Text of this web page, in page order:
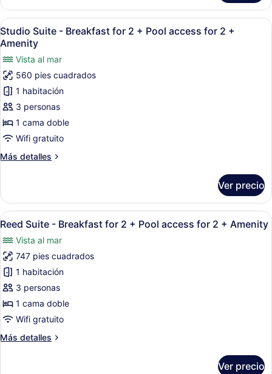
la
montaña
estándar
con
2
camas
individuales,
vista
a
la
montaña
Abrir
todas
las
fotos
de
Studio
Suite
-
Breakfast
2
access
for
+
Amenity
Habitación de hotel moderna con
4
Studio Suite - Breakfast for 2 + Pool access for 2 +
Amenity
Vista al mar
560 pies cuadrados
1 habitación
3 personas
1 cama doble
Wifi gratuito
Más detalles
Más
Suite
Breakfast
2
+
Pool
access
for
2
+
Amenity
Ver precio
Abrir
todas
las
fotos
de
Reed
Suite
-
Breakfast
for
Una sala de estar moderna con
4
Reed Suite - Breakfast for 2 + Pool access for 2 + Amenity
Vista al mar
747 pies cuadrados
1 habitación
3 personas
1 cama doble
Wifi gratuito
Más detalles
Más
Ver precio